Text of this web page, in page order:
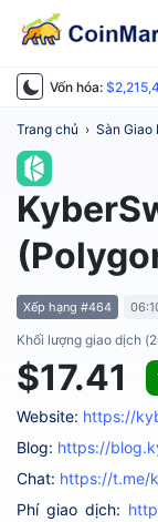
Vốn hóa:
Trang chủ › Sàn Giao
Xếp hạng #464
Khối lượng giao dịch
$17.41
Website: https://
Blog: https://
Chat: https://t.me/
Phí giao dịch: